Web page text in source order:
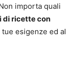
importa quali
di ricette con
esigenze ed al